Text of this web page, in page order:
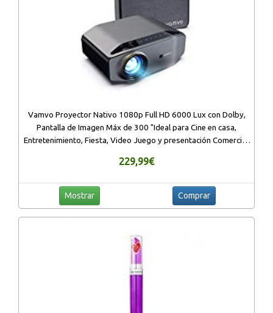
Vamvo Proyector Nativo 1080p Full HD 6000 Lux con Dolby,
Pantalla de Imagen Máx de 300 "Ideal para Cine en casa,
Entretenimiento, Fiesta, Video Juego y presentación Comercial,
229,99€
Mostrar Comprar